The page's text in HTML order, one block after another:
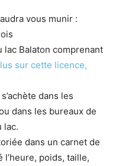
vous munir :
lac Balaton comprenant
sur cette licence,
dans les
dans les bureaux de
lac.
dans un carnet de
poids, taille,